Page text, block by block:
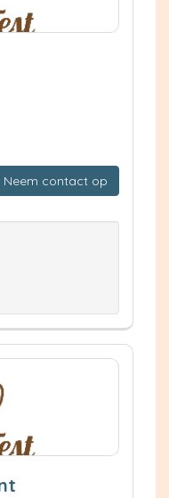
Neem contact op